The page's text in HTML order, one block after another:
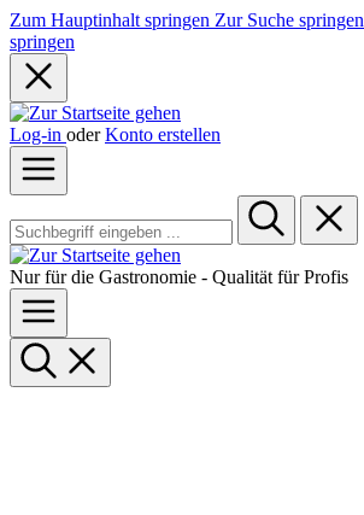
Zum Hauptinhalt springen Zur Suche springen
springen
Log-in oder Konto erstellen
Nur für die Gastronomie - Qualität für Profis